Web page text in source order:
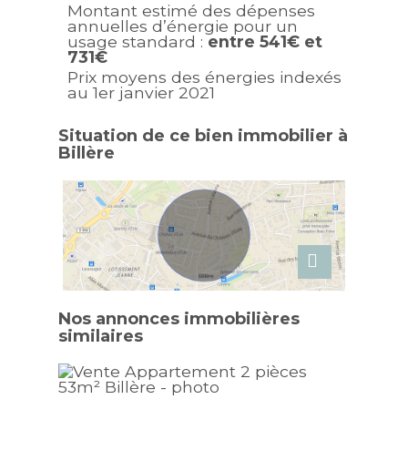
Montant estimé des dépenses
annuelles d’énergie pour un
usage standard : entre 541€ et
731€
Prix moyens des énergies indexés
au 1er janvier 2021
Situation de ce bien immobilier à
Billère
Nos annonces immobilières
similaires